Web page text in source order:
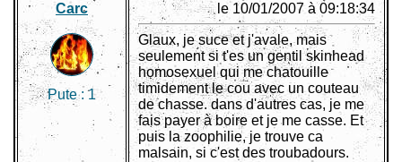
Carc
Pute :1
le 10/01/2007 à 09:18:34
Glaux, je suce et j'avale, mais
seulement si t'es un gentil skinhead
homosexuel qui me chatouille
timidement le cou avec un couteau
de chasse. dans d'autres cas, je me
fais payer à boire et je me casse. Et
puis la zoophilie, je trouve ca
malsain, si c'est des troubadours.